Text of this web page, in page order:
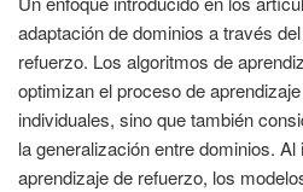
adaptación de dominios a través
refuerzo. Los algoritmos de
optimizan el proceso de
individuales, sino que también
la generalización entre dominios.
aprendizaje de refuerzo, los